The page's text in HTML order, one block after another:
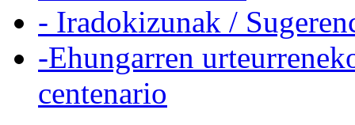
- Iradokizunak /
-Ehungarren
centenario